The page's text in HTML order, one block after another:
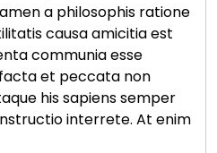
a philosophis ratione
causa amicitia est
communia esse
et peccata non
his sapiens semper
interrete. At enim